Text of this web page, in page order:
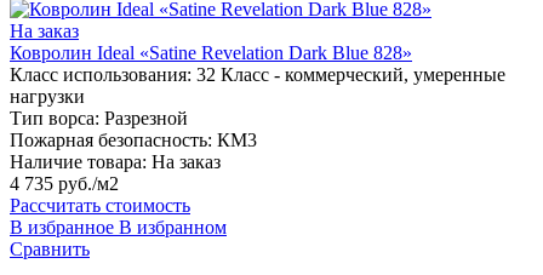
На заказ
Ковролин Ideal «Satine Revelation Dark Blue 828»
Класс использования: 32 Класс - коммерческий, умеренные
нагрузки
Тип ворса: Разрезной
Пожарная безопасность: КМ3
Наличие товара: На заказ
4 735 руб./м2
Рассчитать стоимость
В избранное В избранном
Сравнить